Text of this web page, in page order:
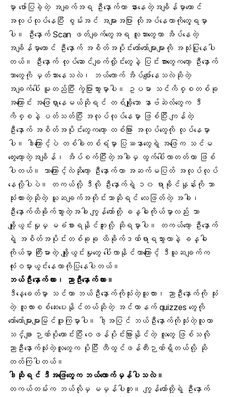
မှာ ဖော်ပြခဲ့တဲ့ အချက်အရ ဦးနှောက်ဟာ နားနေတဲ့အချိန်မှာတောင်
အလုပ်လုပ်နေပြီး စွမ်းအင် အများအပြား လိုအပ်နေတာကိုတွေ့ရမှာ
ပါ။ ဦးနှောက် Scan ဖတ်ချက်တွေအရ လူသားတွေဟာ အိပ်နေတဲ့
အချိန်မှာတောင် ဦးနှောက် အစိတ်အပိုင်းတော်တော်များများကို အသုံးပြုနေပါ
တယ်။ ဦးနှောက် လုပ်ဆောင်ချက်လှိုင်းတွေနဲ့ ပြင်းအားတွေကတော့ ဦးနှောက်
ဘာတွေကို မှတ်သားနေသလဲ၊ ဘယ်လောက် အိပ်ပျော်နေသလဲဆိုတဲ့
အချက်ပေါ် မူတည်ပြီး ကွဲပြားသွားမှာပါ။ ဥပမာ သင်ကိစ္စတစ်ခု
အကြောင်း အဖြေရှာနေမယ်ဆိုရင် တစ်ချို့သော နာဗ်ဆဲလ်တွေက ဒီ
ကိစ္စနဲ့ ပတ်သတ်ပြီး အလုပ်လုပ်နေမှာ ဖြစ်ပြီး ကျန်တဲ့
ဦးနှောက် အစိတ်အပိုင်းတွေကတော့ တစ်ခြား အလုပ်တွေကို လုပ်နေမှာ
ပါ။ ဒါကြောင့်ပဲ တစ်ခါတစ်ရံမှာ ပြဿနာတွေရဲ့ အဖြေက သင်မ
တွေးတော့တဲ့အချိန်၊ အိပ်စက်ပြီးတဲ့အခါမှ ထွက်ပေါ်လာတတ်တာ ဖြစ်
ပါတယ်။ ဘာကြောင့်လဲဆိုတော့ ဦးနှောက်ဟာ အဆက်မပြတ် အလုပ်လုပ်
နေလို့ပါပဲ။ တကယ်လို့ ဒီလို ဦးနှောက်ရဲ့ ၁၀ ရာခိုင်နှုန်းကို သာ
သုံးထားတဲ့ဆိုတဲ့ ယူဆချက်အတိုင်းသာဆိုရင် လေဖြတ်တဲ့ အခါ၊
ဦးနှောက်ထိခိုက်သွားတဲ့အခါ ကျွန်တော်တို့ ခန္ဓါကိုယ်မှာလည်း ဘာ
ချို့ယွင်းမှုမှ မခံစားရနိုင်ဘူးလို့ ဆိုရမှာပါ။ တကယ်တော့ ဦးနှောက်
ရဲ့ အစိတ်အပိုင်းတစ်ခုခု ထိခိုက်ဒဏ်ရာရသွားတာနဲ့ ခန္ဓါ
ကိုယ်မှာ ကြီးမားတဲ့ ချို့ယွင်းမှုတွေ ပေါ်လာနိုင်တာကြောင့် ဒီယူဆချက်က
လုံးဝမှားယွင်းနေတာကိုပြနေပါတယ်။
ဘယ်ဦးနှောက်လား၊ ညာဦးနှောက်လား။
ဒီနေ့ခေတ်မှာ သင်ဟာ ဘယ်ဦးနှောက်ကိုသုံးတဲ့သူလား၊ ညာဦးနှောက်ကို သုံး
တဲ့ လူလားစစ်ဆေးပေးနိုင်တယ်ဆိုတဲ့ အင်တာနက် quizzes တွေကို
တော်တော်များများမြင်ဖူးကြမှာပါ။ ဒါ့အပြင် ဘယ်ဦးနှောက်ကိုသုံးတဲ့လူဟာ
သင်္ချာ ဉာဏ်ပိုကောင်းပြီး ဝေဖန်ပိုင်းခြားနိုင်တဲ့ လူတွေ ဖြစ်သလို
ညာဦးနှောက်သုံးတဲ့လူတွေက ပိုပြီး တီထွင်ဖန်တီးဉာဏ်ရှိတယ်လို့ ဆို
တတ်ကြပါတယ်။
ဒါဆိုရင် ဒီအဖြေတွေက ဘယ်လောက်မှန်ပါသလဲ။
တကယ်တမ်းက ဘယ်လိုမှ မမှန်ပါဘူး။ ကျွန်တော်တို့ရဲ့ ဦးနှောက်